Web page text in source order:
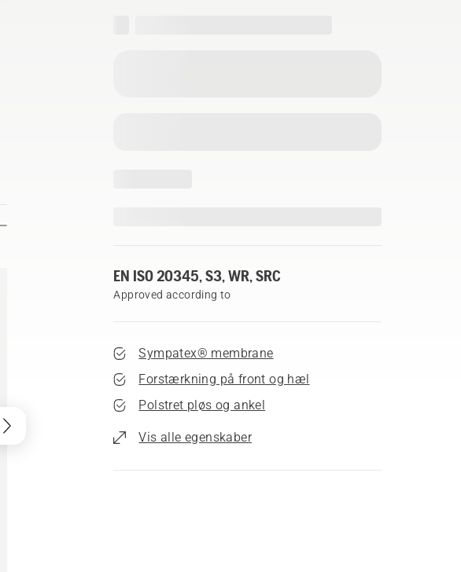
EN ISO 20345, S3, WR, SRC
Approved according to
Sympatex® membrane
Forstærkning på front og hæl
Polstret pløs og ankel
Vis alle egenskaber